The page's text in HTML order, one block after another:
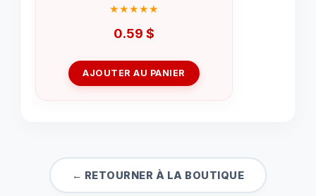
0.59 $
AJOUTER AU PANIER
← RETOURNER À LA BOUTIQUE